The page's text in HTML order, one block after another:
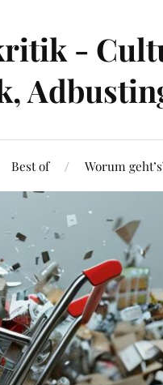
-
Best of Worum